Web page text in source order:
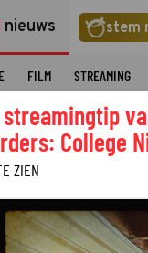
nieuws stem
FILM STREAMING
streamingtip
College
ZIEN